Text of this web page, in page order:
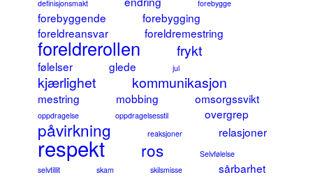
definisjonsmakt
forebygge
forebyggende
forebygging
foreldreansvar
foreldremestring
foreldrerollen frykt
følelser glede jul
kjærlighet kommunikasjon
mestring mobbing omsorgssvikt
oppdragelse oppdragelsesstil overgrep
påvirkning reaksjoner relasjoner
respekt ros
Selvfølelse
selvtillit
skam skilsmisse sårbarhet